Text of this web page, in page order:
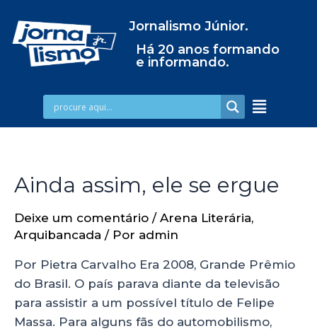
Jornalismo Júnior.
Há 20 anos formando
e informando.
Ainda assim, ele se ergue
Deixe um comentário / Arena Literária,
Arquibancada / Por admin
Por Pietra Carvalho Era 2008, Grande Prêmio
do Brasil. O país parava diante da televisão
para assistir a um possível título de Felipe
Massa. Para alguns fãs do automobilismo,